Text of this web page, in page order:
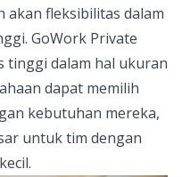
akan fleksibilitas dalam
GoWork Private
tinggi dalam hal ukuran
dapat memilih
kebutuhan mereka,
untuk tim dengan